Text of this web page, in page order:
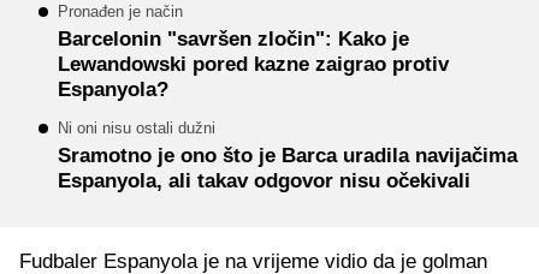
Pronađen je način
Barcelonin "savršen zločin": Kako je
Lewandowski pored kazne zaigrao protiv
Espanyola?
Ni oni nisu ostali dužni
Sramotno je ono što je Barca uradila navijačima
Espanyola, ali takav odgovor nisu očekivali
Fudbaler Espanyola je na vrijeme vidio da je golman